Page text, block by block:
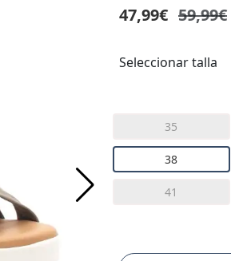
47,99€ 59,99€
Seleccionar talla
35
38
41